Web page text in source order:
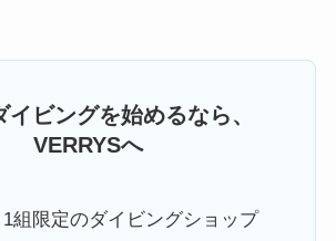
イビングを始めるなら、
VERRYSへ
組限定のダイビングショップ